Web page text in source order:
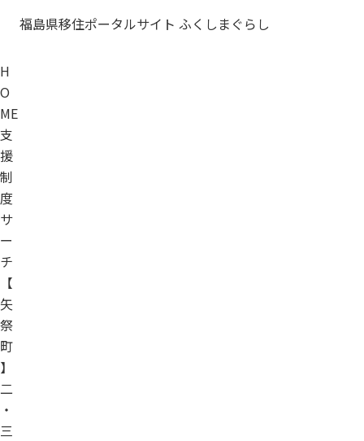
福島県移住ポータルサイト ふくしまぐらし
H
O
ME
支
援
制
度
サ
ー
チ
【
矢
祭
町
】
二
・
三